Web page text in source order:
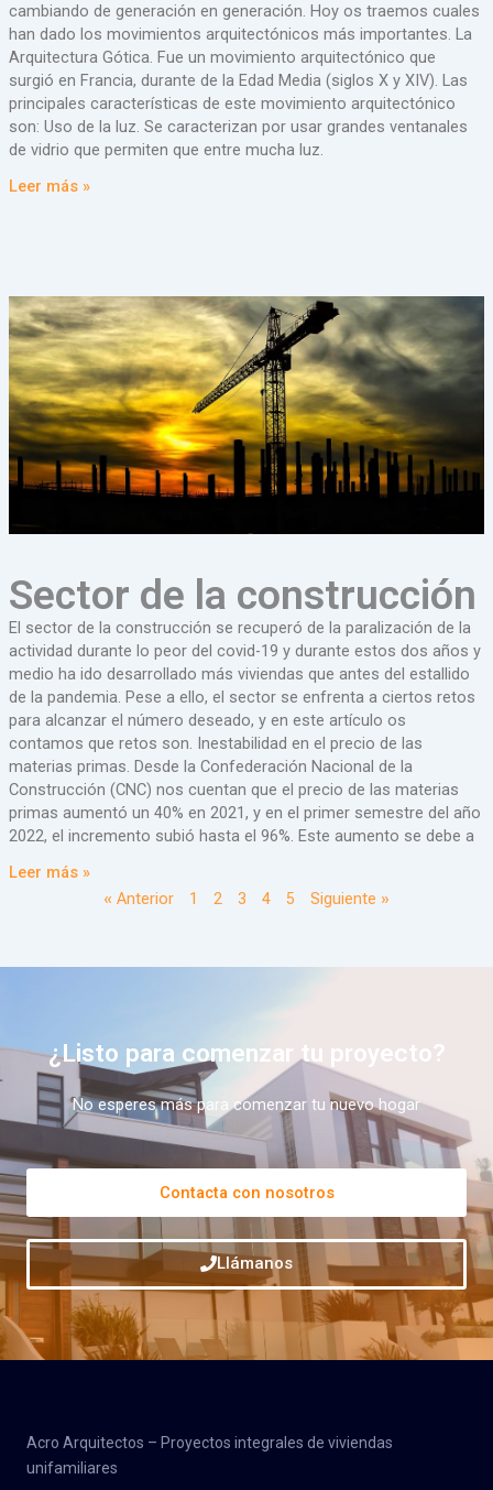
cambiando de generación en generación. Hoy os traemos cuales
han dado los movimientos arquitectónicos más importantes. La
Arquitectura Gótica. Fue un movimiento arquitectónico que
surgió en Francia, durante de la Edad Media (siglos X y XIV). Las
principales características de este movimiento arquitectónico
son: Uso de la luz. Se caracterizan por usar grandes ventanales
de vidrio que permiten que entre mucha luz.
Leer más »
Sector de la construcción
El sector de la construcción se recuperó de la paralización de la
actividad durante lo peor del covid-19 y durante estos dos años y
medio ha ido desarrollado más viviendas que antes del estallido
de la pandemia. Pese a ello, el sector se enfrenta a ciertos retos
para alcanzar el número deseado, y en este artículo os
contamos que retos son. Inestabilidad en el precio de las
materias primas. Desde la Confederación Nacional de la
Construcción (CNC) nos cuentan que el precio de las materias
primas aumentó un 40% en 2021, y en el primer semestre del año
2022, el incremento subió hasta el 96%. Este aumento se debe a
Leer más »
« Anterior
1 2 3 4 5 Siguiente »
¿Listo para comenzar tu proyecto?
No esperes más para comenzar tu nuevo hogar
Contacta con nosotros
Llámanos
Acro Arquitectos – Proyectos integrales de viviendas
unifamiliares